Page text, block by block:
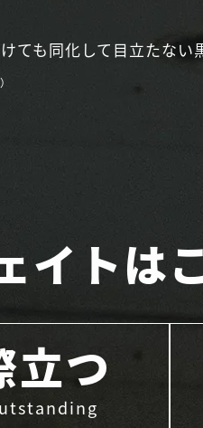
ても同化して目立たない
イトは
立つ